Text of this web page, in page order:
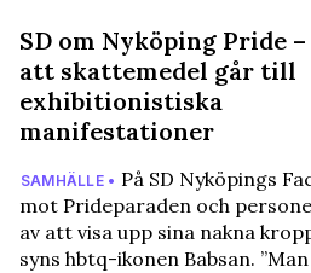
SD om Nyköping Pride –
att skattemedel går till
exhibitionistiska
manifestationer
SAMHÄLLE • På SD Nyköpings
mot Prideparaden och
av att visa upp sina nakna
syns hbtq-ikonen Babsan.